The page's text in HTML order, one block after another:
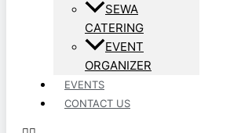
SEWA
CATERING
EVENT
ORGANIZER
EVENTS
CONTACT US